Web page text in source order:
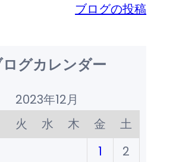
ブログの投稿
ログカレンダー
2023年12月
火 水 木 金
土
1
2